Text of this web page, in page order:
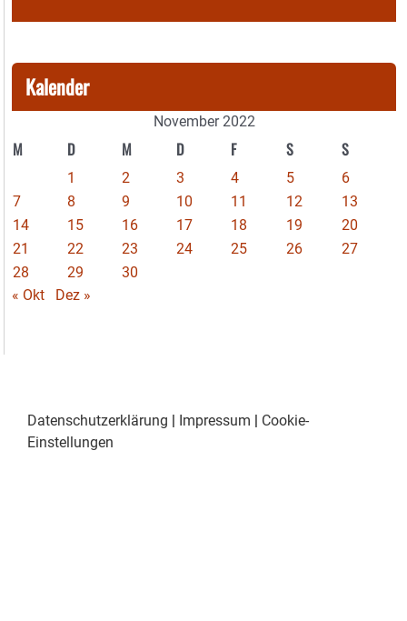
Kalender
November 2022
M D M D F S S
1 2 3 4 5
6
7
8 9 10 11 12
13
14
15 16 17 18 19
20
21
22 23 24 25 26
27
28
29
30
« Okt
Dez »
Datenschutzerklärung | Impressum | Cookie-
Einstellungen